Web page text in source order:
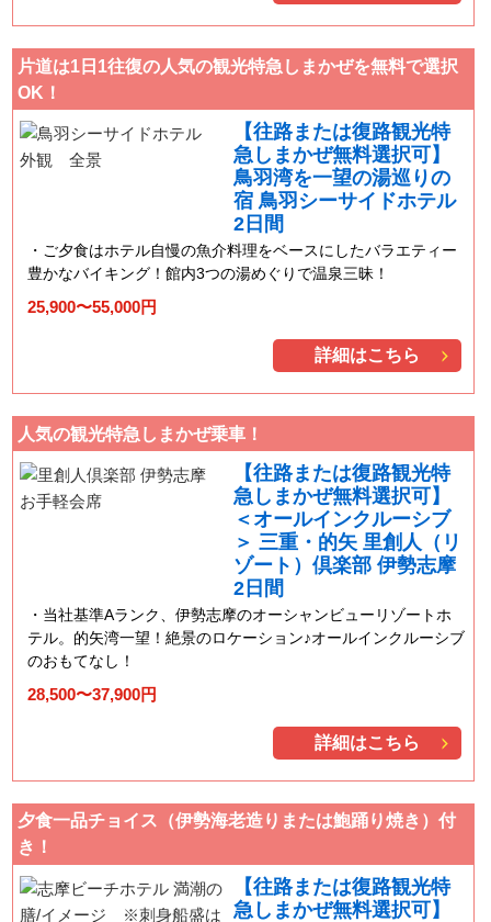
片道は1日1往復の人気の観光特急しまかぜを無料で選択
OK！
【往路または復路観光特
急しまかぜ無料選択可】
鳥羽湾を一望の湯巡りの
宿 鳥羽シーサイドホテル
2日間
ご夕食はホテル自慢の魚介料理をベースにしたバラエティー
豊かなバイキング！館内3つの湯めぐりで温泉三昧！
25,900〜55,000円
詳細はこちら
人気の観光特急しまかぜ乗車！
【往路または復路観光特
急しまかぜ無料選択可】
＜オールインクルーシブ
＞ 三重・的矢 里創人（リ
ゾート）倶楽部 伊勢志摩
2日間
当社基準Aランク、伊勢志摩のオーシャンビューリゾートホ
テル。的矢湾一望！絶景のロケーション♪オールインクルーシブ
のおもてなし！
28,500〜37,900円
詳細はこちら
夕食一品チョイス（伊勢海老造りまたは鮑踊り焼き）付
き！
【往路または復路観光特
急しまかぜ無料選択可】